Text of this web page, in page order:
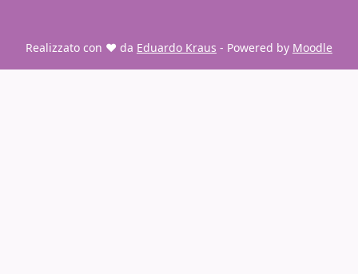
Realizzato con ❤️ da Eduardo Kraus - Powered by Moodle